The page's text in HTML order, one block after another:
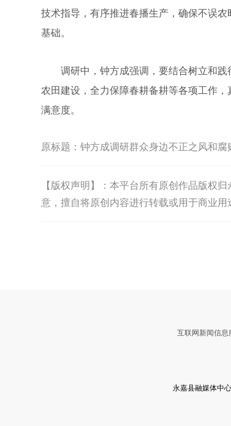
技术指导，有序推进春播生产，确保不误
基础。
调研中，钟方成强调，要结合树立和践
农田建设，全力保障春耕备耕等各项工作
满意度。
原标题： 钟方成调研群众身边不正之风和
【版权声明】：本平台所有原创作品版权
意，擅自将原创内容进行转载或用于商业用
互联网新闻信息
永嘉县融媒体中